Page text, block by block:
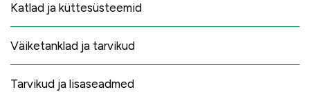
Katlad ja küttesüsteemid
Väiketanklad ja tarvikud
Tarvikud ja lisaseadmed